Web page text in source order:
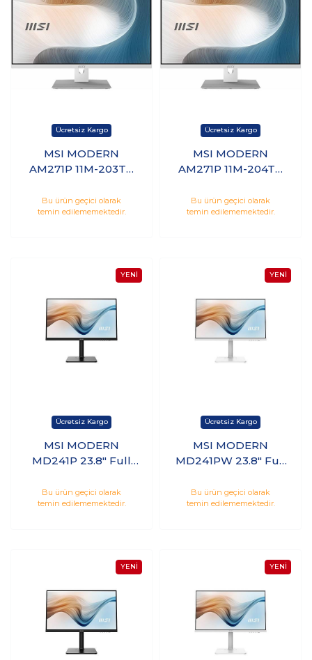
MSI MODERN
AM271P 11M-203TR
SSD 27 FHD
Windows 10 Pro
Bu ürün geçici olarak
temin edilememektedir.
MSI MODERN
AM271P 11M-204TR
SSD 27 FHD
Windows 10 Pro
Bu ürün geçici olarak
temin edilememektedir.
MSI MODERN
MD241P 23.8" Full
Hdmı Type-C
Monitör
Bu ürün geçici olarak
temin edilememektedir.
MSI MODERN
MD241PW 23.8" Full
Hdmı Type-C
Monitör
Bu ürün geçici olarak
temin edilememektedir.